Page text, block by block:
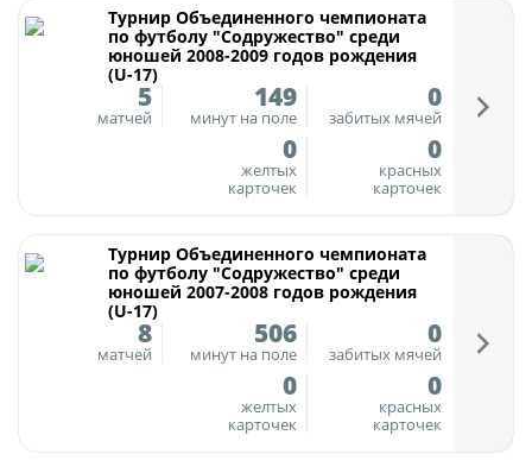
2009-2010 годов рождения (U-17)
Календарь и результаты матчей
Турнирная таблица
Дисквалификации
О турнире
Турнир Объединенного Чемпионата по
футболу "Содружество" среди юношей
2011-2012 годов рождения (U-15)
Турнир Объединенного чемпионата
по футболу "Содружество" среди
юношей 2008-2009 годов рождения
(U-17)
матчей
5
минут на поле
149
забитых мячей
0
желтых
карточек
0
красных
карточек
0
Турнир Объединенного чемпионата
по футболу "Содружество" среди
юношей 2007-2008 годов рождения
(U-17)
матчей
8
минут на поле
506
забитых мячей
0
желтых
карточек
0
красных
карточек
0